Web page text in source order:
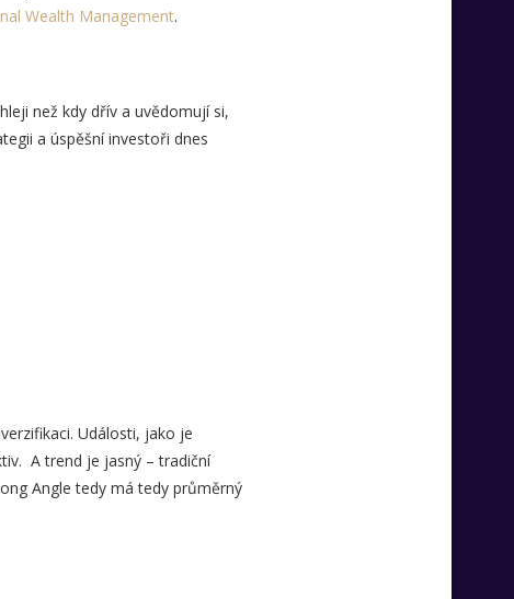
Wealth Management.
než kdy dřív a uvědomují si,
a úspěšní investoři dnes
Události, jako je
A trend je jasný – tradiční
Angle tedy má tedy průměrný